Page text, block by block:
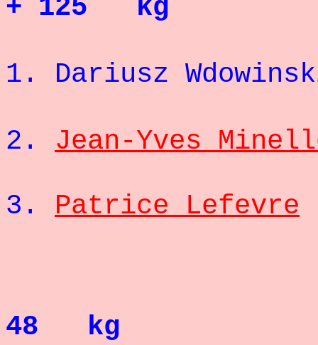
+ 125 kg
1. Dariusz
2. Jean-Yves
3. Patrice Lefevre
48 kg